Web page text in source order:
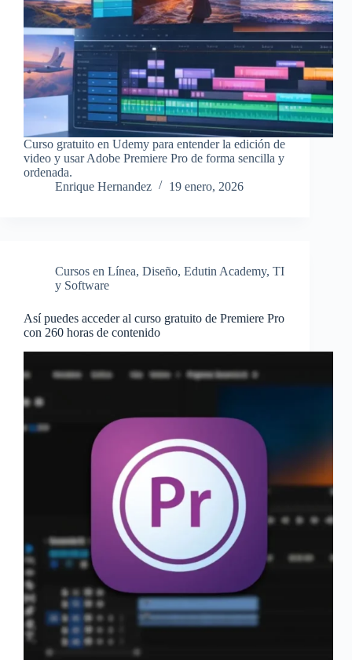
Curso gratuito en Udemy para entender la edición de
video y usar Adobe Premiere Pro de forma sencilla y
ordenada.
Enrique Hernandez
19 enero, 2026
Cursos en Línea, Diseño, Edutin Academy, TI
y Software
Así puedes acceder al curso gratuito de Premiere Pro
con 260 horas de contenido